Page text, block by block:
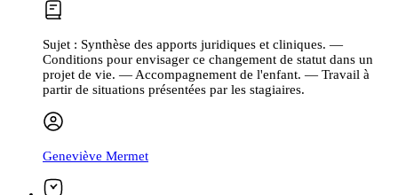
Sujet : Synthèse des apports juridiques et cliniques. —
Conditions pour envisager ce changement de statut dans un
projet de vie. — Accompagnement de l'enfant. — Travail à
partir de situations présentées par les stagiaires.
Geneviève Mermet